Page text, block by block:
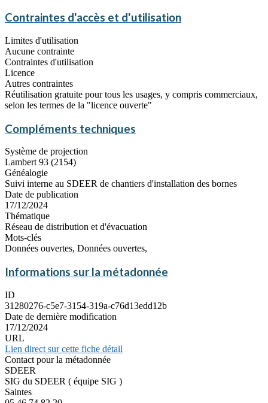
Contraintes d'accès et d'utilisation
Limites d'utilisation
Aucune contrainte
Contraintes d'utilisation
Licence
Autres contraintes
Réutilisation gratuite pour tous les usages, y compris commerciaux,
selon les termes de la "licence ouverte"
Compléments techniques
Système de projection
Lambert 93 (2154)
Généalogie
Suivi interne au SDEER de chantiers d'installation des bornes
Date de publication
17/12/2024
Thématique
Réseau de distribution et d'évacuation
Mots-clés
Données ouvertes, Données ouvertes,
Informations sur la métadonnée
ID
31280276-c5e7-3154-319a-c76d13edd12b
Date de dernière modification
17/12/2024
URL
Lien direct sur cette fiche détail
Contact pour la métadonnée
SDEER
SIG du SDEER ( équipe SIG )
Saintes